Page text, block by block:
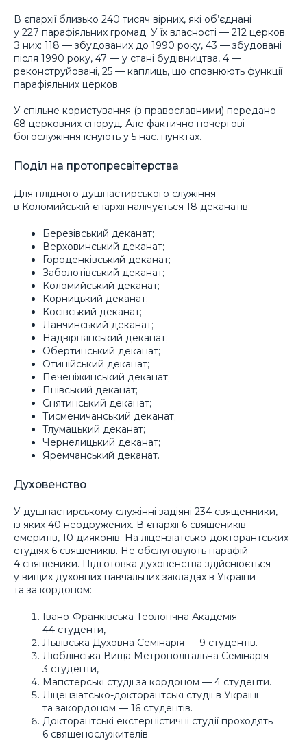
В єпархії близько 240 тисяч вірних, які об’єднані
у 227 парафіяльних громад. У їх власності — 212 церков.
З них: 118 — збудованих до 1990 року, 43 — збудовані
після 1990 року, 47 — у стані будівництва, 4 —
реконструйовані, 25 — каплиць, що сповнюють функції
парафіяльних церков.
У спільне користування (з православними) передано
68 церковних споруд. Але фактично почергові
богослужіння існують у 5 нас. пунктах.
Поділ на протопресвітерства
Для плідного душпастирського служіння
в Коломийській єпархії налічується 18 деканатів:
Березівський деканат;
Верховинський деканат;
Городенківський деканат;
Заболотівський деканат;
Коломийський деканат;
Корницький деканат;
Косівський деканат;
Ланчинський деканат;
Надвірнянський деканат;
Обертинський деканат;
Отинійський деканат;
Печеніжинський деканат;
Пнівський деканат;
Снятинський деканат;
Тисменичанський деканат;
Тлумацький деканат;
Чернелицький деканат;
Яремчанський деканат.
Духовенство
У душпастирському служінні задіяні 234 священники,
із яких 40 неодружених. В єпархії 6 священиків-
емеритів, 10 дияконів. На ліцензіатсько-докторантських
студіях 6 священиків. Не обслуговують парафій —
4 священики. Підготовка духовенства здійснюється
у вищих духовних навчальних закладах в України
та за кордоном:
Івано-Франківська Теологічна Академія —
44 студенти,
Львівська Духовна Семінарія — 9 студентів.
Люблінська Вища Метрополітальна Семінарія —
3 студенти,
Магістерські студії за кордоном — 4 студенти.
Ліцензіатсько-докторантські студії в Україні
та закордоном — 16 студентів.
Докторантські екстерністичні студії проходять
6 священослужителів.